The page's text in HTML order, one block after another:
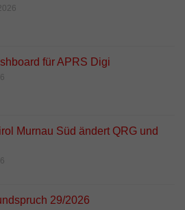
für APRS Digi
Murnau Süd ändert QRG und
29/2026